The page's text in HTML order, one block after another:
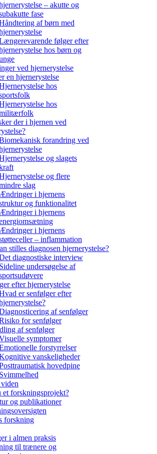
– akutte og
fase
af børn med
følger efter
hos børn og
ved hjernerystelse
en hjernerystelse
hos
hos
der i hjernen ved
forandring ved
og slagets
og flere
slag
Ændringer i hjernens
og funktionalitet
Ændringer i hjernens
Ændringer i hjernens
– inflammation
stilles diagnosen hjernerystelse?
diagnostiske interview
Sideline undersøgelse af
efter hjernerystelse
er senfølger efter
af senfølger
for senfølger
af senfølger
symptomer
forstyrrelser
vanskeligheder
hovedpine
Svimmelhed
et forskningsprojekt?
og publikationer
forskning
i almen praksis
til trænere og